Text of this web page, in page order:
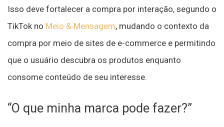
Isso deve fortalecer a compra por interação, segundo o
TikTok no Meio & Mensagem, mudando o contexto da
compra por meio de sites de e-commerce e permitindo
que o usuário descubra os produtos enquanto
consome conteúdo de seu interesse.
“O que minha marca pode fazer?”